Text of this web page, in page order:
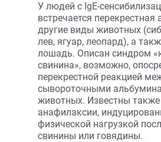
У людей с IgE-
встречается перекрестная
другие виды животных
лев, ягуар, леопард), а
лошадь. Описан синдром
свинина», возможно,
перекрестной реакцией
сывороточными
животных. Известны также
анафилаксии,
физической нагрузкой
свинины или говядины.